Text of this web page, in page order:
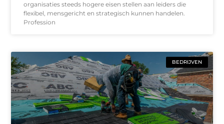
organisaties steeds hogere eisen stellen aan leiders die
flexibel, mensgericht en strategisch kunnen handelen.
Profession
BEDRIJVEN